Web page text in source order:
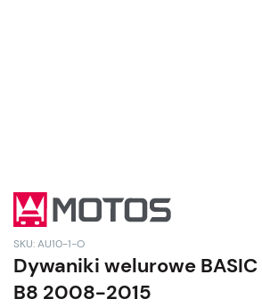
SKU: AU10-1-O
Dywaniki welurowe
B8 2008-2015